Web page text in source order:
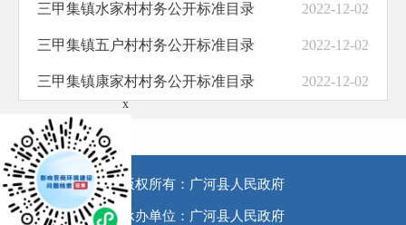
户籍管理
农村危房改造
综合执法
安全生产
救灾领域
市政服务
三甲集镇水家村村务公开标准目录 2022-12-02
三甲集镇五户村村务公开标准目录 2022-12-02
三甲集镇康家村村务公开标准目录 2022-12-02
版权所有：广河县人民政府
承办单位：广河县人民政府
x